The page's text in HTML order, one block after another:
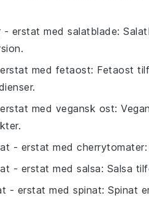
- erstat med salatblade:
med fetaost: Fetaost
med vegansk ost:
- erstat med cherrytomater
- erstat med salsa: Salsa
- erstat med spinat: Spinat